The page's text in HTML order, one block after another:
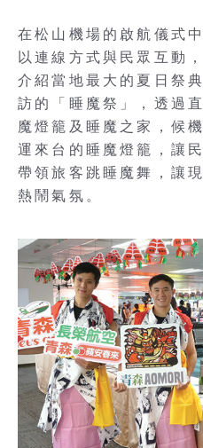
在松山機場的啟航儀式
以連線方式與民眾互動
介紹當地最大的夏日祭
訪的「睡魔祭」，透過
魔燈籠及睡魔之家，候
運來台的睡魔燈籠，讓
帶領旅客跳睡魔舞，讓
熱鬧氣氛。